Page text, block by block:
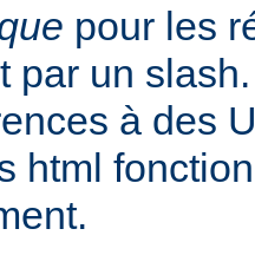
pour les
par un slash.
à des
html